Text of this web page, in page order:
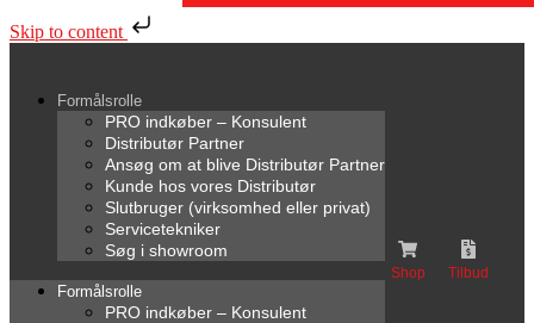
Skip to content
Formålsrolle
PRO indkøber – Konsulent
Distributør Partner
Ansøg om at blive Distributør Partner
Kunde hos vores Distributør
Slutbruger (virksomhed eller privat)
Servicetekniker
Søg i showroom
Formålsrolle
PRO indkøber – Konsulent
Shop Tilbud